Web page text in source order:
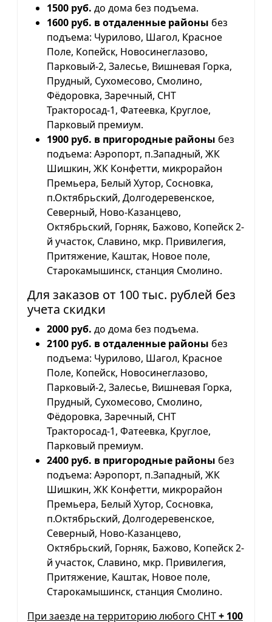
1500 руб. до дома без подъема.
1600 руб. в отдаленные районы без
подъема: Чурилово, Шагол, Красное
Поле, Копейск, Новосинеглазово,
Парковый-2, Залесье, Вишневая Горка,
Прудный, Сухомесово, Смолино,
Фёдоровка, Заречный, СНТ
Тракторосад-1, Фатеевка, Круглое,
Парковый премиум.
1900 руб. в пригородные районы без
подъема: Аэропорт, п.Западный, ЖК
Шишкин, ЖК Конфетти, микрорайон
Премьера, Белый Хутор, Сосновка,
п.Октябрьский, Долгодеревенское,
Северный, Ново-Казанцево,
Октябрьский, Горняк, Бажово, Копейск 2-
й участок, Славино, мкр. Привилегия,
Притяжение, Каштак, Новое поле,
Старокамышинск, станция Смолино.
Для заказов от 100 тыс. рублей без
учета скидки
2000 руб. до дома без подъема.
2100 руб. в отдаленные районы без
подъема: Чурилово, Шагол, Красное
Поле, Копейск, Новосинеглазово,
Парковый-2, Залесье, Вишневая Горка,
Прудный, Сухомесово, Смолино,
Фёдоровка, Заречный, СНТ
Тракторосад-1, Фатеевка, Круглое,
Парковый премиум.
2400 руб. в пригородные районы без
подъема: Аэропорт, п.Западный, ЖК
Шишкин, ЖК Конфетти, микрорайон
Премьера, Белый Хутор, Сосновка,
п.Октябрьский, Долгодеревенское,
Северный, Ново-Казанцево,
Октябрьский, Горняк, Бажово, Копейск 2-
й участок, Славино, мкр. Привилегия,
Притяжение, Каштак, Новое поле,
Старокамышинск, станция Смолино.
При заезде на территорию любого СНТ+ 100